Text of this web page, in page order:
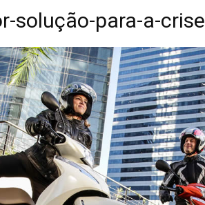
solução-para-a-crise